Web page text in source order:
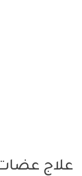
علاج عضات